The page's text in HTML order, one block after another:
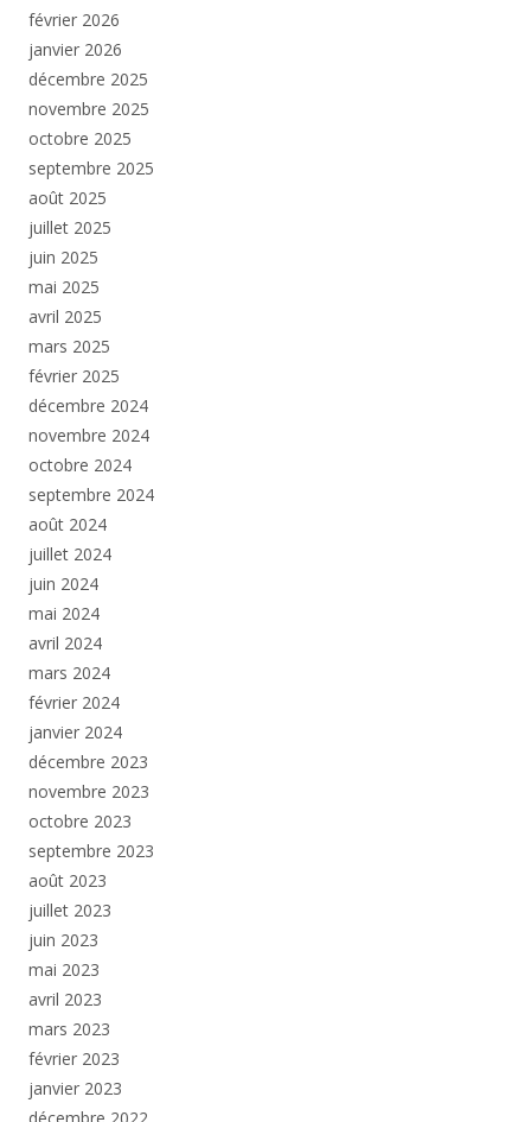
février 2026
janvier 2026
décembre 2025
novembre 2025
octobre 2025
septembre 2025
août 2025
juillet 2025
juin 2025
mai 2025
avril 2025
mars 2025
février 2025
décembre 2024
novembre 2024
octobre 2024
septembre 2024
août 2024
juillet 2024
juin 2024
mai 2024
avril 2024
mars 2024
février 2024
janvier 2024
décembre 2023
novembre 2023
octobre 2023
septembre 2023
août 2023
juillet 2023
juin 2023
mai 2023
avril 2023
mars 2023
février 2023
janvier 2023